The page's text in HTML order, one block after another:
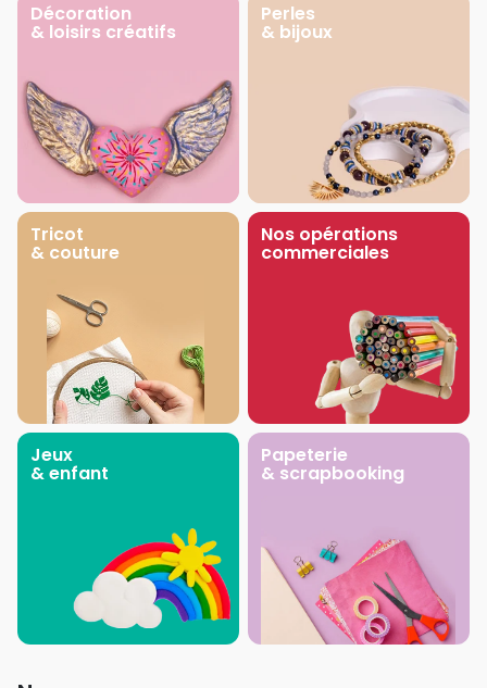
Décoration
& loisirs créatifs
Perles
& bijoux
Tricot
& couture
Nos opérations
commerciales
Jeux
& enfant
Papeterie
& scrapbooking